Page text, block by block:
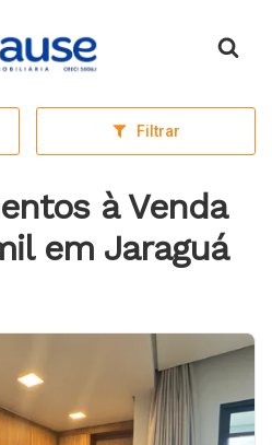
inicial
Filtrar
à Venda
em Jaraguá